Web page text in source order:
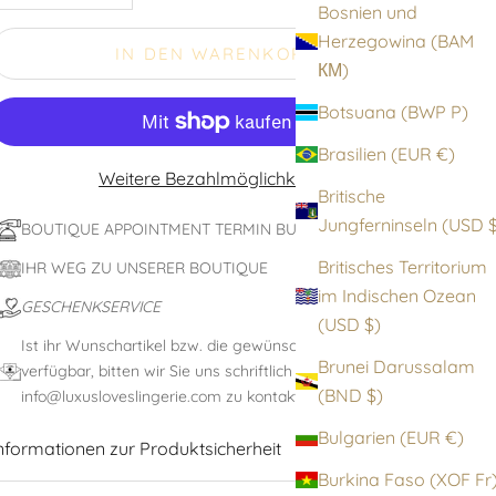
Bosnien und
Herzegowina (BAM
КМ)
Botsuana (BWP P)
Brasilien (EUR €)
Britische
Britisches Territorium
im Indischen Ozean
(USD $)
Brunei Darussalam
(BND $)
Bulgarien (EUR €)
Burkina Faso
IN DEN WARENKORB
Weitere Bezahlmöglichkeiten
BOUTIQUE APPOINTMENT TERMIN BUCHEN
IHR WEG ZU UNSERER BOUTIQUE
GESCHENKSERVICE
Ist ihr Wunschartikel bzw. die gewünschte Größe nicht
verfügbar, bitten wir Sie uns schriftlich unter:
info@luxusloveslingerie.com zu kontaktieren
zur Produktsicherheit